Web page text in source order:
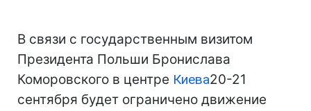
В связи с государственным визитом
Президента Польши Бронислава
Коморовского в центре Киева20-21
сентября будет ограничено движение